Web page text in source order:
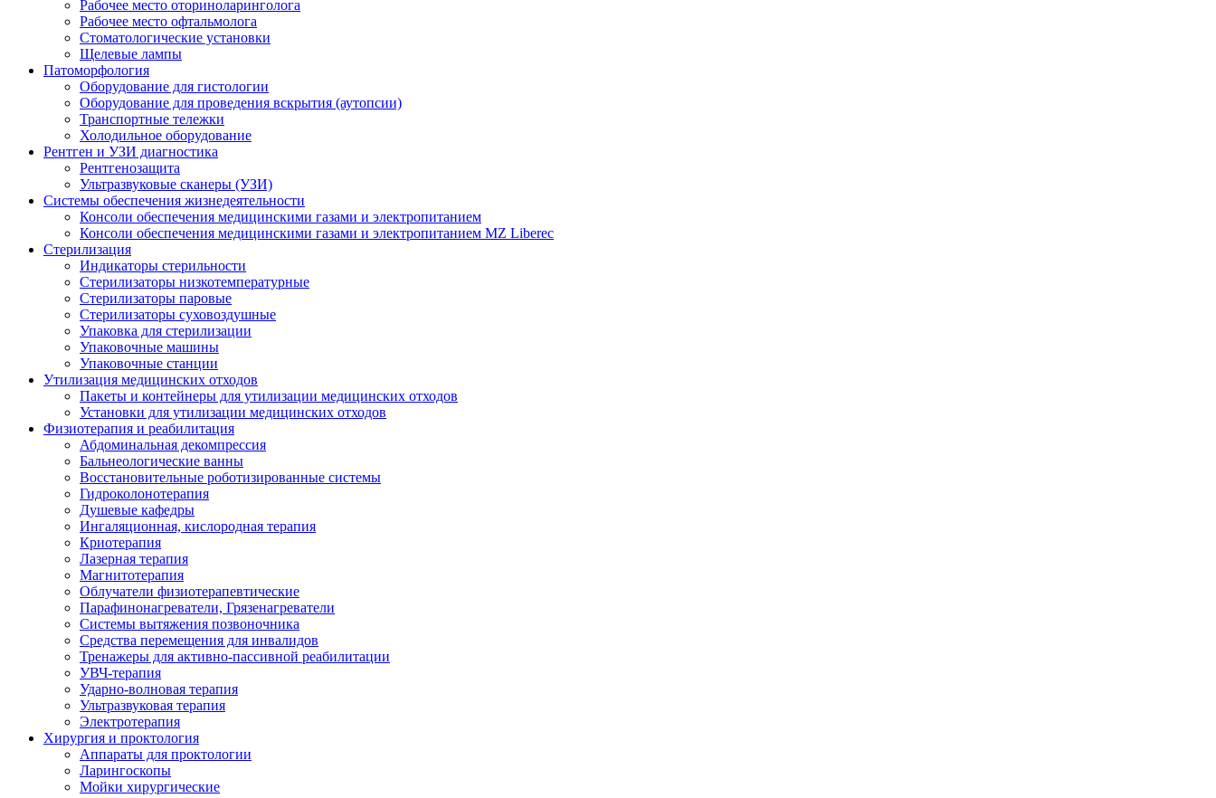
Рабочее место оториноларинголога
Рабочее место офтальмолога
Стоматологические установки
Щелевые лампы
Патоморфология
Оборудование для гистологии
Оборудование для проведения вскрытия (аутопсии)
Транспортные тележки
Холодильное оборудование
Рентген и УЗИ диагностика
Рентгенозащита
Ультразвуковые сканеры (УЗИ)
Системы обеспечения жизнедеятельности
Консоли обеспечения медицинскими газами и электропитанием
Консоли обеспечения медицинскими газами и электропитанием MZ Liberec
Стерилизация
Индикаторы стерильности
Стерилизаторы низкотемпературные
Стерилизаторы паровые
Стерилизаторы суховоздушные
Упаковка для стерилизации
Упаковочные машины
Упаковочные станции
Утилизация медицинских отходов
Пакеты и контейнеры для утилизации медицинских отходов
Установки для утилизации медицинских отходов
Физиотерапия и реабилитация
Абдоминальная декомпрессия
Бальнеологические ванны
Восстановительные роботизированные системы
Гидроколонотерапия
Душевые кафедры
Ингаляционная, кислородная терапия
Криотерапия
Лазерная терапия
Магнитотерапия
Облучатели физиотерапевтические
Парафинонагреватели, Грязенагреватели
Системы вытяжения позвоночника
Средства перемещения для инвалидов
Тренажеры для активно-пассивной реабилитации
УВЧ-терапия
Ударно-волновая терапия
Ультразвуковая терапия
Электротерапия
Хирургия и проктология
Аппараты для проктологии
Ларингоскопы
Мойки хирургические